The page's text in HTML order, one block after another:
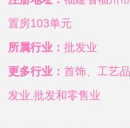
置房103单元
所属行业： 批发业
更多行业： 首饰、工艺
发业,批发和零售业